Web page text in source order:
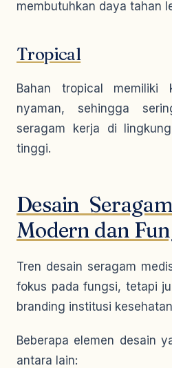
membutuhkan daya tahan
Tropical
Bahan tropical memiliki
nyaman, sehingga
seragam kerja di
tinggi.
Desain
Modern dan
Tren desain seragam
fokus pada fungsi, tetapi
branding institusi
Beberapa elemen desain
antara lain: